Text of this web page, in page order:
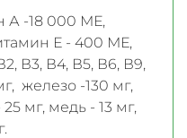
А -18 000 МЕ,
Е - 400 МЕ,
В3, В4, В5, В6, В9,
железо -130 мг,
мг, медь - 13 мг,